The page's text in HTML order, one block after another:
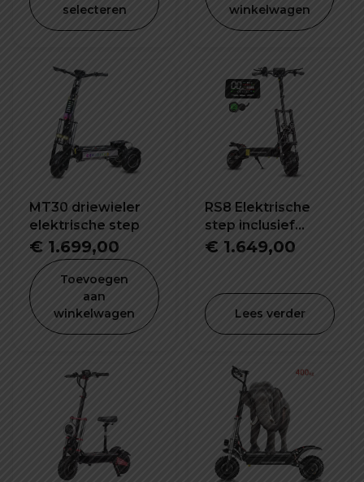
€ 2.499,00
selecteren
€
winkelwagen
MT30 driewieler
elektrische step
€ 1.699,00
Toevoegen
aan
winkelwagen
RS8 Elektrische
step inclusief
gratis tas en
€ 1.649,00
Lees verder